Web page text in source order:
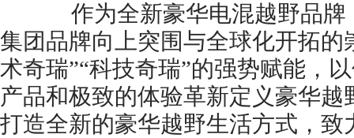
作为全新豪华电混越野品牌
集团品牌向上突围与全球化开拓的
术奇瑞”“科技奇瑞”的强势赋能，
产品和极致的体验革新定义豪华越
打造全新的豪华越野生活方式，致